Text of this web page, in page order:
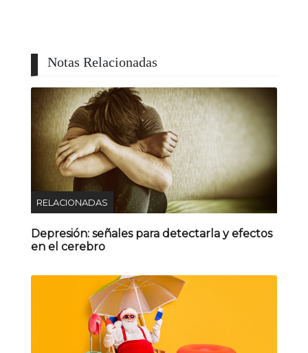
Notas Relacionadas
RELACIONADAS
Depresión: señales para detectarla y efectos
en el cerebro